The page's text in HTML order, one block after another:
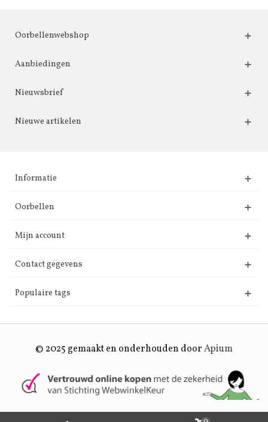
Oorbellenwebshop
Aanbiedingen
Nieuwsbrief
Nieuwe artikelen
Informatie
Oorbellen
Mijn account
Contact gegevens
Populaire tags
© 2025 gemaakt en onderhouden doorApium